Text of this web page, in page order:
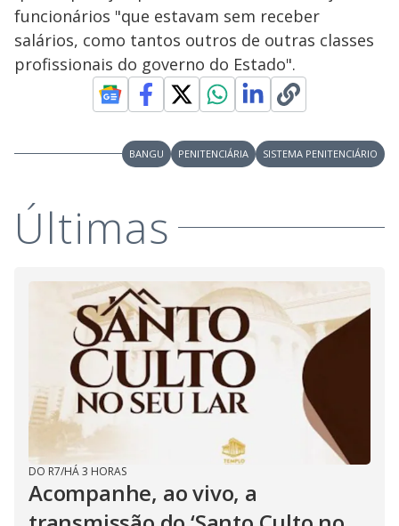
funcionários "que estavam sem receber
salários, como tantos outros de outras classes
profissionais do governo do Estado".
BANGU PENITENCIÁRIA SISTEMA PENITENCIÁRIO
Últimas
DO R7/HÁ 3 HORAS
Acompanhe, ao vivo, a